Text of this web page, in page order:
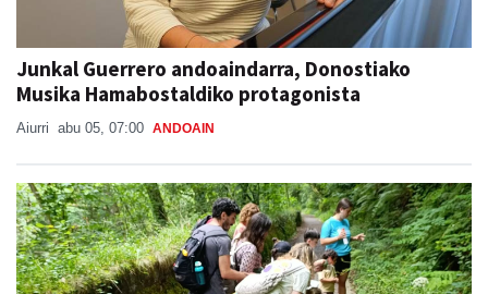
Junkal Guerrero andoaindarra, Donostiako
Musika Hamabostaldiko protagonista
Aiurri abu 05, 07:00 ANDOAIN